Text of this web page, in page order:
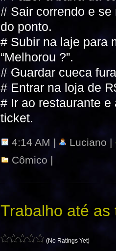
# Sair correndo e
do ponto.
# Subir na laje para
“Melhorou ?”.
# Guardar cueca
# Entrar na loja de
# Ir ao restaurante
ticket.
4:14 AM |
Luciano |
Cômico |
Trabalho até as
(No Ratings Yet)